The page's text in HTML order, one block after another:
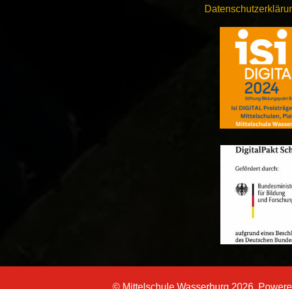
© Mittelschule Wasserburg 2026,